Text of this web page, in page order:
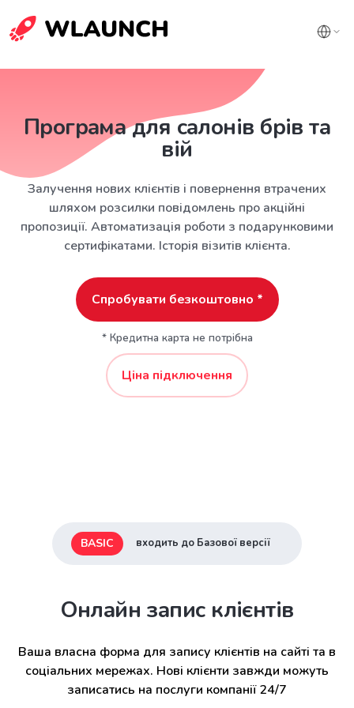
Програма для салонів брів та
вій
Залучення нових клієнтів і повернення втрачених
шляхом розсилки повідомлень про акційні
пропозиції. Автоматизація роботи з подарунковими
сертифікатами. Історія візитів клієнта.
Спробувати безкоштовно *
* Кредитна карта не потрібна
Ціна підключення
BASIC входить до Базової версії
Онлайн запис клієнтів
Ваша власна форма для запису клієнтів на сайті та в
соціальних мережах. Нові клієнти завжди можуть
записатись на послуги компанії 24/7